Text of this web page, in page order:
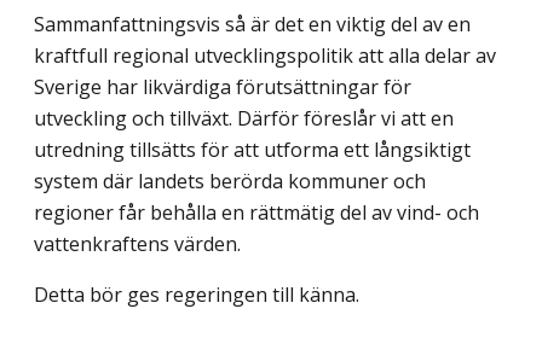
Sammanfattningsvis så är det en viktig del av en
kraftfull regional utvecklingspolitik att alla delar av
Sverige har likvärdiga förutsättningar för
utveckling och tillväxt. Därför föreslår vi att en
utredning tillsätts för att utforma ett långsiktigt
system där landets berörda kommuner och
regioner får behålla en rättmätig del av vind- och
vattenkraftens värden.
Detta bör ges regeringen till känna.